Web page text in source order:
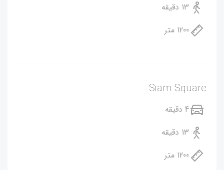
13 دقیقه
1200 متر
Siam Square
4 دقیقه
13 دقیقه
1200 متر